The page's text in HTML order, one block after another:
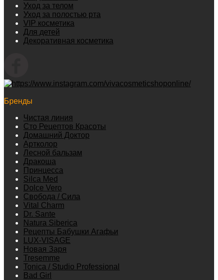
Уход за телом
Уход за полостью рта
VIP косметика
Для детей
Декоративная косметика
Бренды
Чистая линия
Сто Рецептов Красоты
Домашний Доктор
Артколор
Лесной бальзам
Дракоша
Принцесса
Silca Med
Dolce Vero
Свобода / Сила
Vital Charm
Dr. Sante
Natura Siberica
Рецепты Бабушки Агафьи
LUX-VISAGE
Новая Заря
Tresemme
Tonica / Studio Professional
Bad Girl